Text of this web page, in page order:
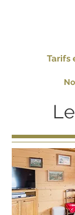
Tarifs